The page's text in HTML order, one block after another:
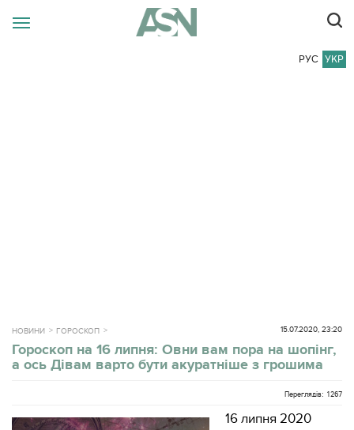
РУС УКР
НОВИНИ ГОРОСКОП 15.07.2020, 23:20
Гороскоп на 16 липня: Овни вам пора на шопінг,
а ось Дівам варто бути акуратніше з грошима
Переглядів: 1267
16 липня 2020